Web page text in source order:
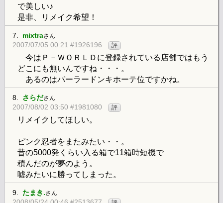
で美しい♪
是非、リメイク希望！
7. mixtraさん
2007/07/05 00:21 #1926196 評
今はＰ－ＷＯＲＬＤに登録されている店舗ではもう
どこにも無いんですね・・・。
あるのはパーラードンキホーテ位ですかね。
8. さらださん
2007/08/02 03:50 #1981080 評
リメイクしてほしい。
ピンク忍者をまたみたい・・。
昔の5000発くらい入る箱で11箱時短機で
積んだのが夢のよう。
嘘みたいに勝ってしまった。
9. たまき.さん